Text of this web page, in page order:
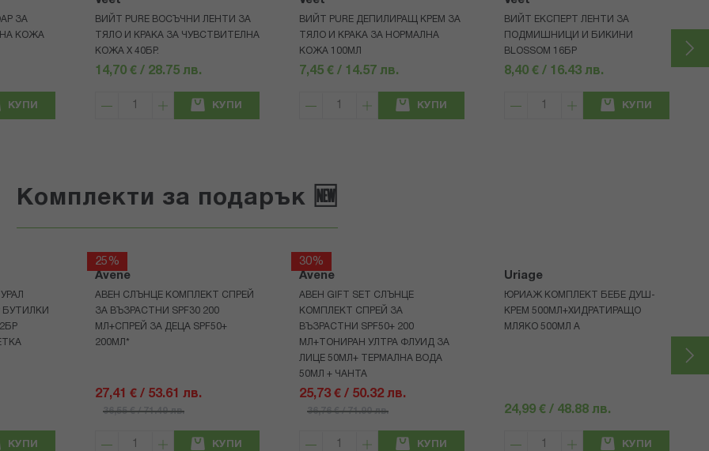
ЗА
КОЖА
КУПИ
ВИЙТ PURE ВОСЪЧНИ ЛЕНТИ ЗА
ТЯЛО И КРАКА ЗА ЧУВСТВИТЕЛНА
КОЖА Х 40БР.
14,70 € / 28.75 лв.
КУПИ
ВИЙТ PURE ДЕПИЛИРАЩ КРЕМ ЗА
ТЯЛО И КРАКА ЗА НОРМАЛНА
КОЖА 100МЛ
7,45 € / 14.57 лв.
КУПИ
ВИЙТ ЕКСПЕРТ ЛЕНТИ ЗА
ПОДМИШНИЦИ И БИКИНИ
BLOSSOM 16БР
8,40 € / 16.43 лв.
КУПИ
Комплекти за подарък 🆕
БУТИЛКИ
КУПИ
25%
Avene
АВЕН СЛЪНЦЕ КОМПЛЕКТ СПРЕЙ
ЗА ВЪЗРАСТНИ SPF30 200
МЛ+СПРЕЙ ЗА ДЕЦА SPF50+
200МЛ*
27,41 € / 53.61 лв.
36,55 € / 71.49 лв.
КУПИ
30%
Avene
АВЕН GIFT SET СЛЪНЦЕ
КОМПЛЕКТ СПРЕЙ ЗА
ВЪЗРАСТНИ SPF50+ 200
МЛ+ТОНИРАН УЛТРА ФЛУИД ЗА
ЛИЦЕ 50МЛ+ ТЕРМАЛНА ВОДА
50МЛ + ЧАНТА
25,73 € / 50.32 лв.
36,76 € / 71.90 лв.
КУПИ
Uriage
ЮРИАЖ КОМПЛЕКТ БЕБЕ ДУШ-
КРЕМ 500МЛ+ХИДРАТИРАЩО
МЛЯКО 500МЛ A
24,99 € / 48.88 лв.
КУПИ